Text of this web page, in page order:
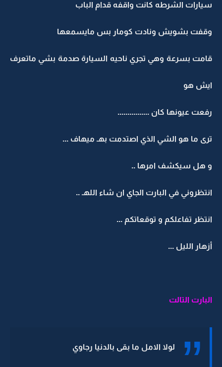
سيارات الشرطه كانت واقفه قدام الباب
وقفت بشويش ونادت كومار بس مايسمعها
قامت بسرعة وهي تجري ناحيه السيارة صدمة بشي ماتعرف
ايش هو
رفعت عيونها كان ................
ترى ما هو الشي الذي اصتدمت بهـ ميهاف ...
و هل سيكشف امرها ..
انتظروني في البارت الجاي ان شاء اللهـ ..
انتظر تفاعلكم و توقعاتكم ...
أزهار الليل ...
البارت التالت
لولا الامل ما بقى بالدنيا رجاوي